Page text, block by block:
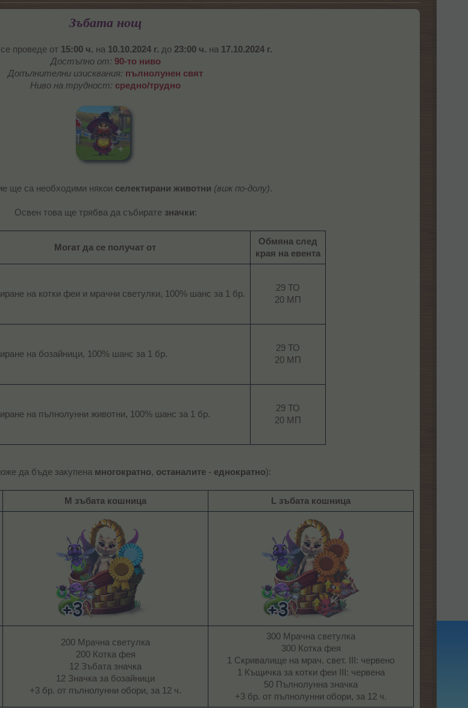
Зъбата нощ
проведе от 15:00 ч. на 10.10.2024 г. до 23:00 ч. на 17.10.2024 г.
Достъпно от: 90-то ниво
Допълнителни изисквания: пълнолунен свят
Ниво на трудност: средно/трудно
ще са необходими някои селектирани животни (виж по-долу).
Освен това ще трябва да събирате значки:
Могат да се получат от
Обмяна след
края на евента
на котки феи и мрачни светулки, 100% шанс за 1 бр.​
29 ТО
20 МП​
на бозайници, 100% шанс за 1 бр.​
29 ТО
20 МП​
на пълнолунни животни, 100% шанс за 1 бр.​
29 ТО
20 МП​
да бъде закупена многократно, останалите - еднократно):
M зъбата кошница L зъбата кошница
200 Мрачна светулка
200 Котка фея
12 Зъбата значка
12 Значка за бозайници
+3 бр. от пълнолунни обори, за 12 ч.​
300 Мрачна светулка
300 Котка фея
1 Скривалище на мрач. свет. III: червено
1 Къщичка за котки феи III: червена
50 Пълнолунна значка
+3 бр. от пълнолунни обори, за 12 ч.​